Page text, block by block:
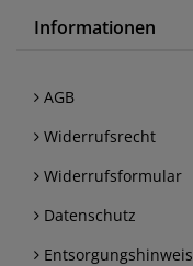
Informationen
AGB
Widerrufsrecht
Widerrufsformular
Datenschutz
Entsorgungshinweis